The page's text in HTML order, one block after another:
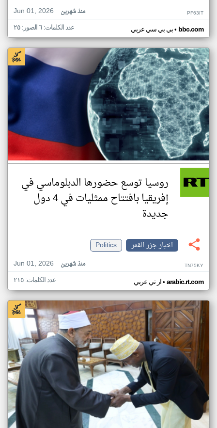
Jun 01, 2026
منذ شهرين PF63IT
بي بي سي عربي• bbc.com عدد الكلمات: ٦ الصور: ٢٥
روسيا توسع حضورها الدبلوماسي في
إفريقيا بافتتاح ممثليات في 4 دول
جديدة
اخبار جزر القمر
Politics
Jun 01, 2026
منذ شهرين TN75KY
ار تي عربي• arabic.rt.com عدد الكلمات: ٢١٥